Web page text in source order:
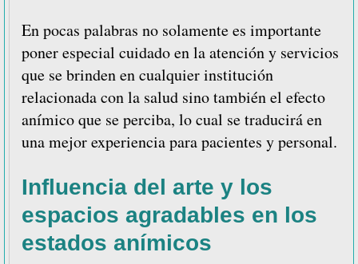
En pocas palabras no solamente es importante
poner especial cuidado en la atención y servicios
que se brinden en cualquier institución
relacionada con la salud sino también el efecto
anímico que se perciba, lo cual se traducirá en
una mejor experiencia para pacientes y personal.
Influencia del arte y los
espacios agradables en los
estados anímicos